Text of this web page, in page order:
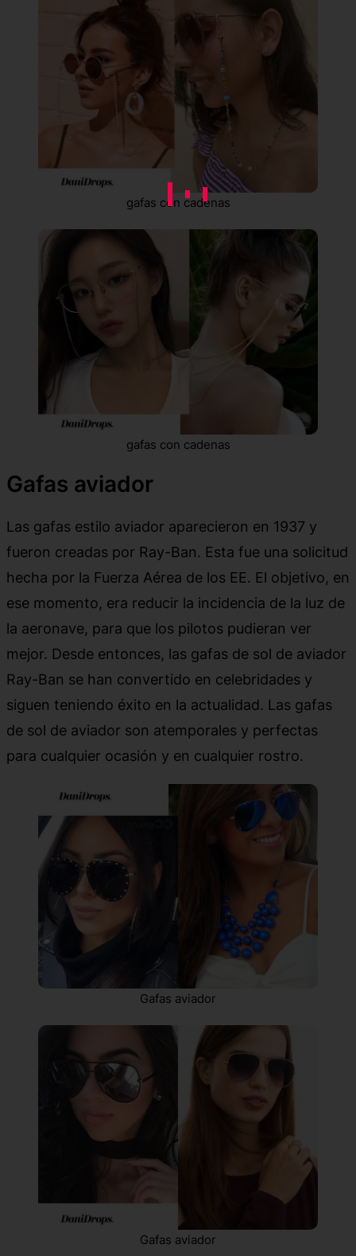
gafas con cadenas
gafas con cadenas
Gafas aviador
Las gafas estilo aviador aparecieron en 1937 y
fueron creadas por Ray-Ban. Esta fue una solicitud
hecha por la Fuerza Aérea de los EE. El objetivo, en
ese momento, era reducir la incidencia de la luz de
la aeronave, para que los pilotos pudieran ver
mejor. Desde entonces, las gafas de sol de aviador
Ray-Ban se han convertido en celebridades y
siguen teniendo éxito en la actualidad. Las gafas
de sol de aviador son atemporales y perfectas
para cualquier ocasión y en cualquier rostro.
Gafas aviador
Gafas aviador